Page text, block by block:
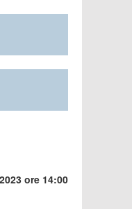
ore 14:00